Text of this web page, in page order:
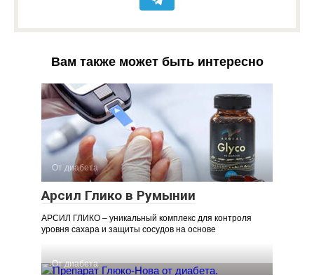
Вам также может быть интересно
От диабета
Арсил Глико в Румынии
АРСИЛ ГЛИКО – уникальный комплекс для контроля
уровня сахара и защиты сосудов на основе
От диабета